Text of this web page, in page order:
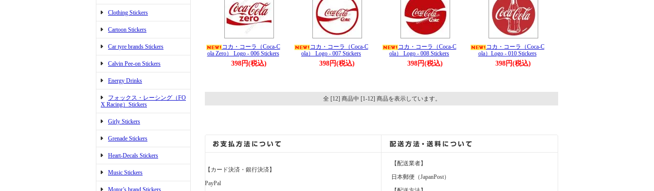
Clothing Stickers
Cartoon Stickers
Car tyre brands Stickers
Calvin Pee-on Stickers
Energy Drinks
フォックス・レーシング（FO
X Racing）Stickers
Girly Stickers
Grenade Stickers
Heart-Decals Stickers
Music Stickers
Motor’s brand Stickers
コカ・コーラ（Coca-C
ola Zero） Logo - 006 Stickers
398円(税込)
コカ・コーラ（Coca-C
ola） Logo - 007 Stickers
398円(税込)
コカ・コーラ（Coca-C
ola） Logo - 008 Stickers
398円(税込)
コカ・コーラ（Coca-C
ola）Logo - 010 Stickers
398円(税込)
全 [12] 商品中 [1-12] 商品を表示しています。
【カード決済・銀行決済】
PayPal
【配送業者】
日本郵便（JapanPost）